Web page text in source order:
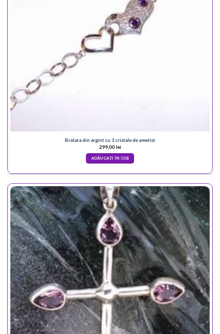
Bratara din argint cu 3 cristale de ametist
299,00lei
ADĂUGAȚI ÎN COȘ